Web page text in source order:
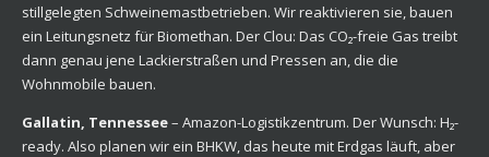
stillgelegten Schweinemastbetrieben. Wir reaktivieren sie, bauen
ein Leitungsnetz für Biomethan. Der Clou: Das CO₂-freie Gas treibt
dann genau jene Lackierstraßen und Pressen an, die die
Wohnmobile bauen.
Gallatin, Tennessee– Amazon-Logistikzentrum. Der Wunsch: H₂-
ready. Also planen wir ein BHKW, das heute mit Erdgas läuft, aber